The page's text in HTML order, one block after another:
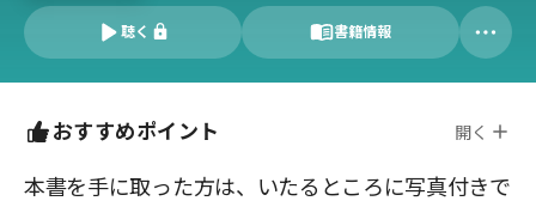
聴く 書籍情報
おすすめポイント 開く
本書を手に取った方は、いたるところに写真付きで